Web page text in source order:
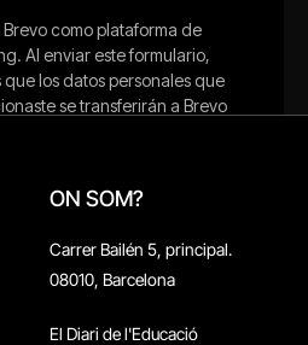
ON SOM?
Carrer Bailén 5, principal.
08010, Barcelona
El Diari de l'Educació